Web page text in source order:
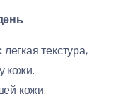
легкая текстура,
кожи.
кожи.